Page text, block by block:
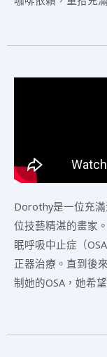
Dorothy是一位充
位技藝精湛的畫家
眠呼吸中止症（
正器治療。直到後
制她的OSA，她希